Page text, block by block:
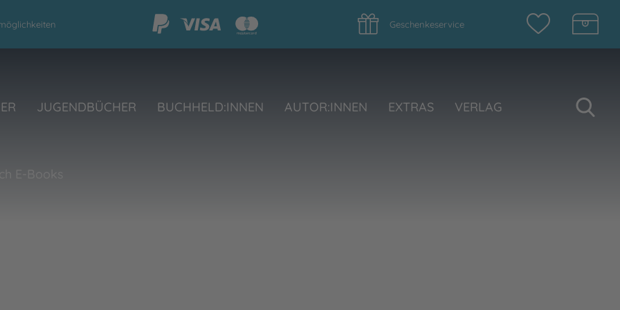
Geschenkeservice
JUGENDBÜCHER BUCHHELD:INNEN AUTOR:INNEN EXTRAS VERLAG